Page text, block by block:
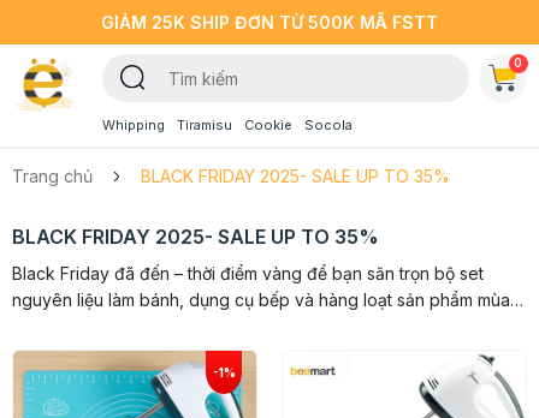
GIẢM 25K SHIP ĐƠN TỪ 500K MÃ FSTT
Whipping Tiramisu Cookie Socola
0
Trang chủ BLACK FRIDAY 2025- SALE UP TO 35%
BLACK FRIDAY 2025- SALE UP TO 35%
Black Friday đã đến – thời điểm vàng để bạn săn trọn bộ set
nguyên liệu làm bánh, dụng cụ bếp và hàng loạt sản phẩm mùa